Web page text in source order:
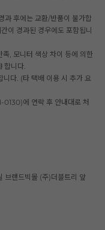
과 후에는 교환/반품이 불가합
이 경과된 경우에도 포함됩니
, 모니터 색상 차이 등에 의한
합니다.
다. (타 택배 이용 시 추가 요
0130)에 연락 후 안내대로 처
브랜드빅몰 (주)더블트리 앞